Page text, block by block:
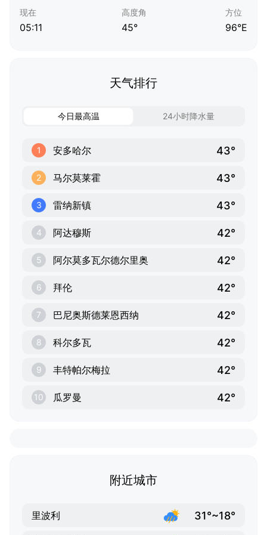
现在
05:11
高度角
45°
方位
96°E
天气排行
今日最高温 24小时降水量
1 安多哈尔 43°
2 马尔莫莱霍 43°
3 雷纳新镇 43°
4 阿达穆斯 42°
5 阿尔莫多瓦尔德尔里奥 42°
6 拜伦 42°
7 巴尼奥斯德莱恩西纳 42°
8 科尔多瓦 42°
9 丰特帕尔梅拉 42°
10 瓜罗曼 42°
附近城市
里波利 31°~18°